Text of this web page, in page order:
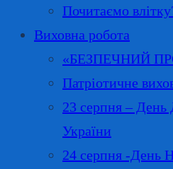
Почитаємо
Виховна робота
«БЕЗПЕЧНИЙ
Патріотичне
23 серпня – День
України
24 серпня -День